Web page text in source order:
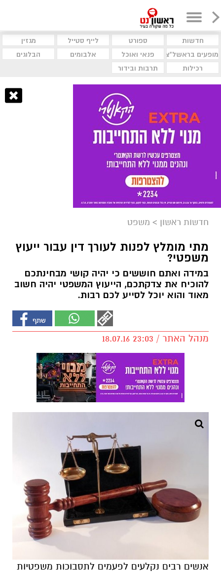
חדשות ספורט לייף סטייל
מגזין
מופעים בראשל"צ
פנאי ואוכל אלבומים
הבלוגים
רכילות
תרבות ובידור
חדשות ראשון > משפט
מתי מומלץ לפנות לעורך דין עבור ייעוץ
משפטי?
במידה ואתם חוששים כי יהיה קושי מבחינתכם
להוכיח את צדקתכם, הייעוץ המשפטי יהיה חשוב
מאוד והוא יוכל לסייע לכם רבות.
מנהל האתר / 23:03 18.07.16
אנשים רבים נקלעים לפעמים לתסבוכות משפטיות